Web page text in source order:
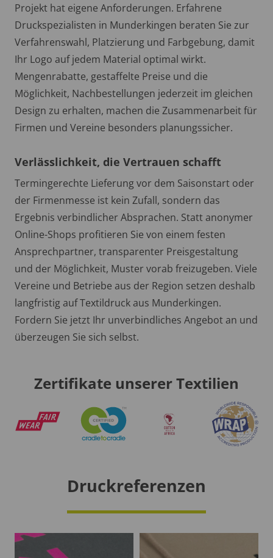
Projekt hat eigene Anforderungen. Erfahrene
Druckspezialisten in Munderkingen beraten Sie zur
Verfahrenswahl, Platzierung und Farbgebung, damit
Ihr Logo auf jedem Material optimal wirkt.
Mengenrabatte, gestaffelte Preise und die
Möglichkeit, Nachbestellungen jederzeit im gleichen
Design zu erhalten, machen die Zusammenarbeit für
Firmen und Vereine besonders planungssicher.
Verlässlichkeit, die Vertrauen schafft
Termingerechte Lieferung vor dem Saisonstart oder
der Firmenmesse ist kein Zufall, sondern das
Ergebnis verbindlicher Absprachen. Statt anonymer
Online-Shops profitieren Sie von einem festen
Ansprechpartner, transparenter Preisgestaltung
und der Möglichkeit, Muster vorab freizugeben. Viele
Vereine und Betriebe aus der Region setzen deshalb
langfristig auf Textildruck aus Munderkingen.
Fordern Sie jetzt Ihr unverbindliches Angebot an und
überzeugen Sie sich selbst.
Zertifikate unserer Textilien
Druckreferenzen